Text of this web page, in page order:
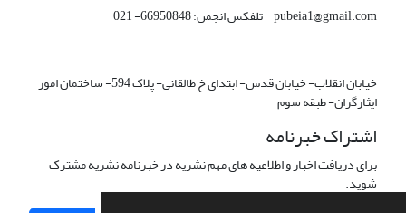
pubeia1@gmail.com تلفکس انجمن: 66950848- 021
خیابان انقلاب- خیابان قدس- ابتدای خ طالقانی- پلاک 594- ساختمان امور
ایثارگران- طبقه سوم
اشتراک خبرنامه
برای دریافت اخبار و اطلاعیه های مهم نشریه در خبرنامه نشریه مشترک
شوید.